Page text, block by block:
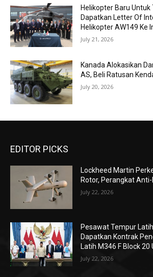
Helikopter Baru Untuk
Dapatkan Letter Of
Helikopter AW149 Ke
July 21, 2026
Kanada Alokasikan
AS, Beli Ratusan
July 20, 2026
EDITOR PICKS
Lockheed Martin
Rotor, Perangkat
July 22, 2026
Pesawat Tempur
Dapatkan Kontrak
Latih M346 F Block 20
July 22, 2026